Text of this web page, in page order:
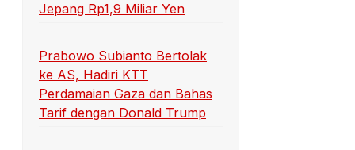
Jepang Rp1,9 Miliar Yen
Prabowo Subianto Bertolak
ke AS, Hadiri KTT
Perdamaian Gaza dan Bahas
Tarif dengan Donald Trump